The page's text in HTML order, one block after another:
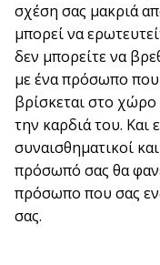
σχέση σας μακριά
μπορεί να
δεν μπορείτε να
με ένα πρόσωπο που
βρίσκεται στο χώρο
την καρδιά του. Και
συναισθηματικοί
πρόσωπό σας θα
πρόσωπο που σας
σας.